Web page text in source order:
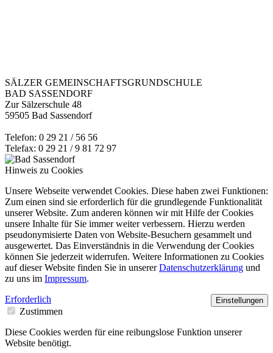
SÄLZER GEMEINSCHAFTSGRUNDSCHULE
BAD SASSENDORF
Zur Sälzerschule 48
59505 Bad Sassendorf
Telefon: 0 29 21 / 56 56
Telefax: 0 29 21 / 9 81 72 97
Hinweis zu Cookies
Unsere Webseite verwendet Cookies. Diese haben zwei Funktionen:
Zum einen sind sie erforderlich für die grundlegende Funktionalität
unserer Website. Zum anderen können wir mit Hilfe der Cookies
unsere Inhalte für Sie immer weiter verbessern. Hierzu werden
pseudonymisierte Daten von Website-Besuchern gesammelt und
ausgewertet. Das Einverständnis in die Verwendung der Cookies
können Sie jederzeit widerrufen. Weitere Informationen zu Cookies
auf dieser Website finden Sie in unsererDatenschutzerklärung und
zu uns im Impressum.
Einstellungen
Erforderlich
Zustimmen
Diese Cookies werden für eine reibungslose Funktion unserer
Website benötigt.